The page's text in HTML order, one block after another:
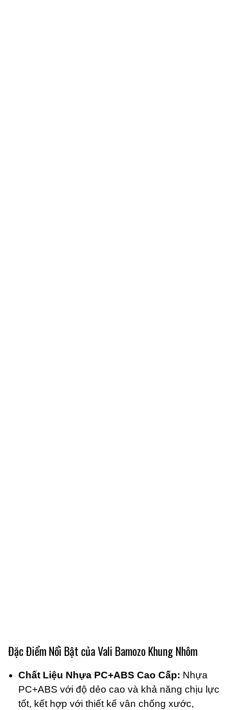
Đặc Điểm Nổi Bật của Vali Bamozo Khung Nhôm
Chất Liệu Nhựa PC+ABS Cao Cấp: Nhựa
PC+ABS với độ dẻo cao và khả năng chịu lực
tốt, kết hợp với thiết kế vân chống xước,